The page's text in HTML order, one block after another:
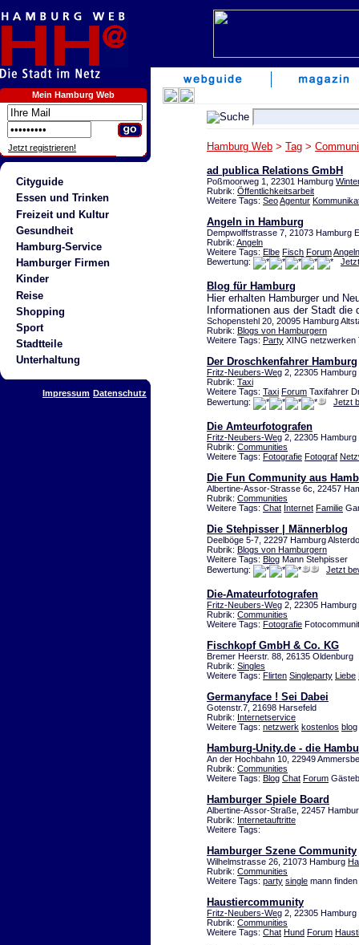
Mein Hamburg Web
Jetzt registrieren!
Cityguide
Essen und Trinken
Freizeit und Kultur
Gesundheit
Hamburg-Service
Hamburger Firmen
Kinder
Reise
Shopping
Sport
Stadtteile
Unterhaltung
Impressum Datenschutz
Hamburg Web > Tag >
ad publica Relations GmbH
Poßmoorweg 1, 22301 Hamburg
Rubrik: Öffentlichkeitsarbeit
Weitere Tags: SeoAgentur
Angeln in Hamburg
Dempwolffstrasse 7, 21073 Hamburg
Rubrik: Angeln
Weitere Tags: Elbe Fisch ForumAngeln
Bewertung:
Blog für Hamburg
Hier erhalten Hamburger und
Informationen aus der Stadt die
Schopenstehl 20, 20095 Hamburg
Rubrik: Blogs von Hamburgern
Weitere Tags: Party XING netzwerken
Der Droschkenfahrer Hamburg
Fritz-Neubers-Weg 2, 22305 Hamburg
Rubrik: Taxi
Weitere Tags: Taxi Forum Taxifahrer
Bewertung:
Jetzt
Die Amteurfotografen
Fritz-Neubers-Weg 2, 22305 Hamburg
Rubrik: Communities
Weitere Tags: Fotografie Fotograf
Die Fun Community aus
Albertine-Assor-Strasse 6c, 22457
Rubrik: Communities
Weitere Tags: Chat Internet Familie
Die Stehpisser | Männerblog
Deelböge 5-7, 22297 Hamburg
Rubrik: Blogs von Hamburgern
Weitere Tags: Blog Mann Stehpisser
Bewertung:
Jetzt
Die-Amateurfotografen
Fritz-Neubers-Weg 2, 22305 Hamburg
Rubrik: Communities
Weitere Tags: Fotografie
Fischkopf GmbH & Co. KG
Bremer Heerstr. 88, 26135 Oldenburg
Rubrik: Singles
Weitere Tags: Flirten Singleparty Liebe
Germanyface ! Sei Dabei
Gotenstr.7, 21698 Harsefeld
Rubrik: Internetservice
Weitere Tags: netzwerk kostenlos blog
Hamburg-Unity.de - die
An der Hochbahn 10, 22949
Rubrik: Communities
Weitere Tags: Blog Chat Forum
Hamburger Spiele Board
Albertine-Assor-Straße, 22457
Rubrik: Internetauftritte
Weitere Tags:
Hamburger Szene Community
Wilhelmstrasse 26, 21073 Hamburg
Rubrik: Communities
Weitere Tags: party single mann
Haustiercommunity
Fritz-Neubers-Weg 2, 22305 Hamburg
Rubrik: Communities
Weitere Tags: Chat Hund Forum